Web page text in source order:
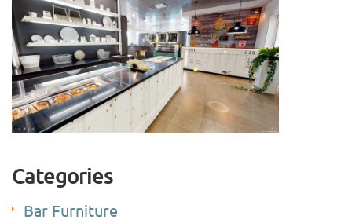
Categories
Bar Furniture